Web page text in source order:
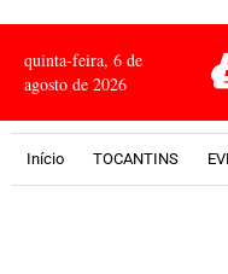
quinta-feira, 6 de
agosto de 2026
Início TOCANTINS